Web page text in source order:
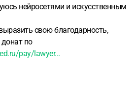
нейросетями и искусственным
свою благодарность,
по
pay/lawyer...